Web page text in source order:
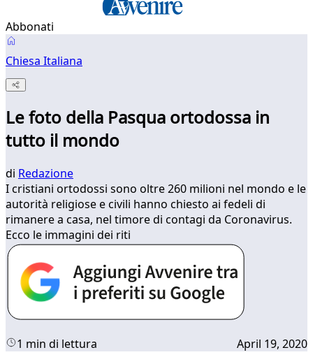
Abbonati
Chiesa Italiana
Le foto della Pasqua ortodossa in
tutto il mondo
di Redazione
I cristiani ortodossi sono oltre 260 milioni nel mondo e le
autorità religiose e civili hanno chiesto ai fedeli di
rimanere a casa, nel timore di contagi da Coronavirus.
Ecco le immagini dei riti
1 min di lettura April 19, 2020